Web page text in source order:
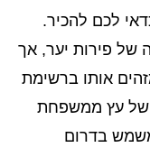
לכם להכיר.
של פירות יער, אך
אותו ברשימת
של עץ ממשפחת
בדרום